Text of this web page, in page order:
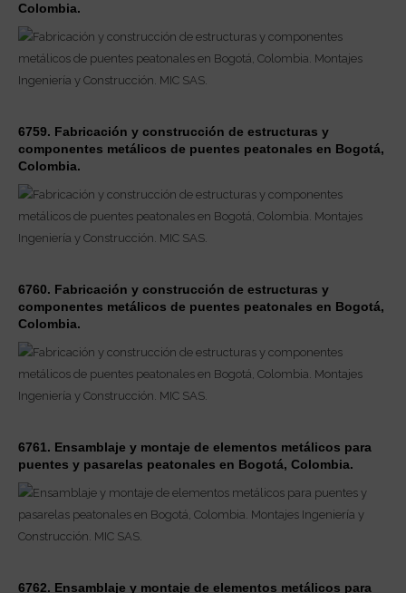
Colombia.
6759. Fabricación y construcción de estructuras y
componentes metálicos de puentes peatonales en Bogotá,
Colombia.
6760. Fabricación y construcción de estructuras y
componentes metálicos de puentes peatonales en Bogotá,
Colombia.
6761. Ensamblaje y montaje de elementos metálicos para
puentes y pasarelas peatonales en Bogotá, Colombia.
6762. Ensamblaje y montaje de elementos metálicos para